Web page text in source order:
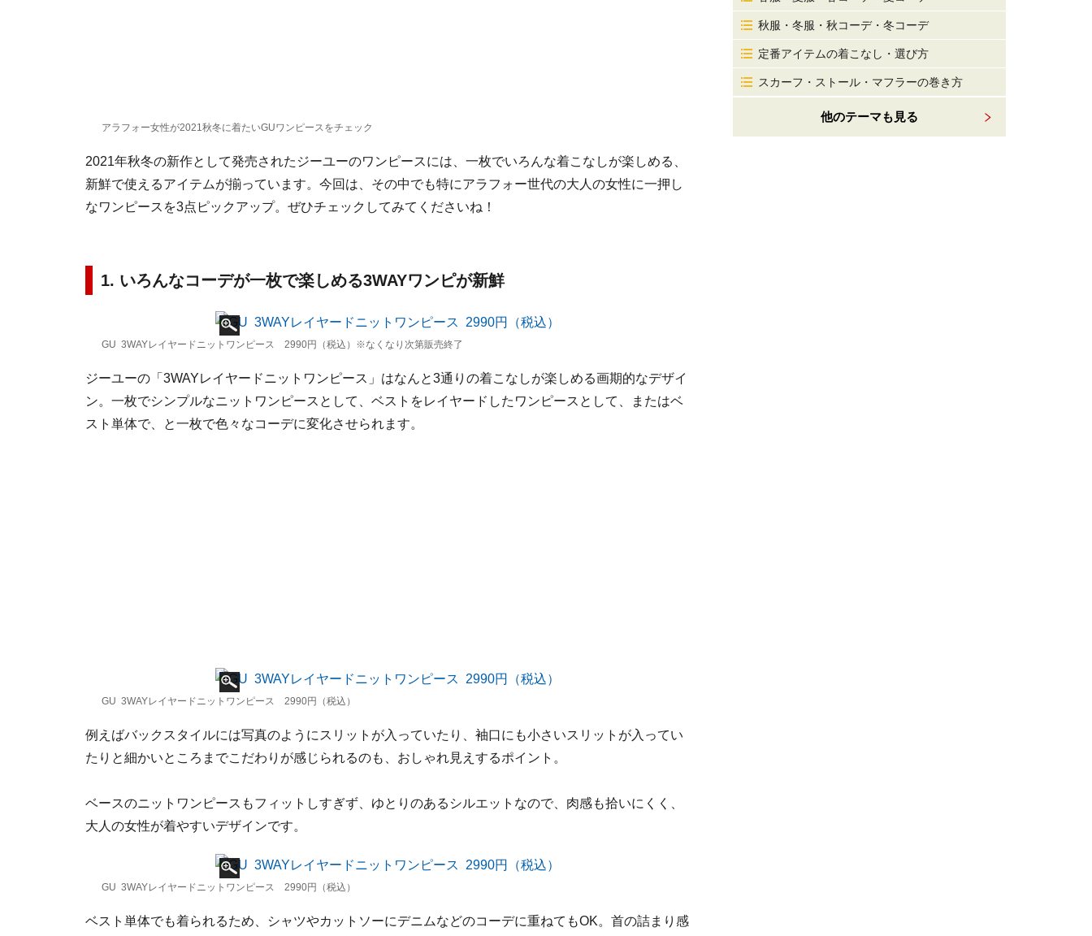
アラフォー女性が2021秋冬に着たいGUワンピースをチェック
2021年秋冬の新作として発売されたジーユーのワンピースには、一枚でいろんな着こなしが楽しめる、
新鮮で使えるアイテムが揃っています。今回は、その中でも特にアラフォー世代の大人の女性に一押し
なワンピースを3点ピックアップ。ぜひチェックしてみてくださいね！
1. いろんなコーデが一枚で楽しめる3WAYワンピが新鮮
GU 3WAYレイヤードニットワンピース 2990円（税込）※なくなり次第販売終了
ジーユーの「3WAYレイヤードニットワンピース」はなんと3通りの着こなしが楽しめる画期的なデザイ
ン。一枚でシンプルなニットワンピースとして、ベストをレイヤードしたワンピースとして、またはベ
スト単体で、と一枚で色々なコーデに変化させられます。
GU 3WAYレイヤードニットワンピース 2990円（税込）
例えばバックスタイルには写真のようにスリットが入っていたり、袖口にも小さいスリットが入ってい
たりと細かいところまでこだわりが感じられるのも、おしゃれ見えするポイント。
ベースのニットワンピースもフィットしすぎず、ゆとりのあるシルエットなので、肉感も拾いにくく、
大人の女性が着やすいデザインです。
GU 3WAYレイヤードニットワンピース 2990円（税込）
ベスト単体でも着られるため、シャツやカットソーにデニムなどのコーデに重ねてもOK。首の詰まり感
秋服・冬服・秋コーデ・冬コーデ
定番アイテムの着こなし・選び方
スカーフ・ストール・マフラーの巻き方
他のテーマも見る